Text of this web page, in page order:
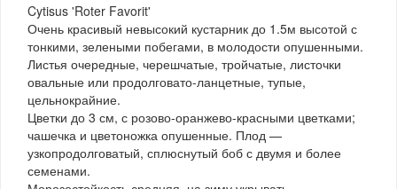
Cytisus 'Roter Favorit'
Очень красивый невысокий кустарник до 1.5м высотой с
тонкими, зелеными побегами, в молодости опушенными.
Листья очередные, черешчатые, тройчатые, листочки
овальные или продолговато-ланцетные, тупые,
цельнокрайние.
Цветки до 3 см, с розово-оранжево-красными цветками;
чашечка и цветоножка опушенные. Плод —
узкопродолговатый, сплюснутый боб с двумя и более
семенами.